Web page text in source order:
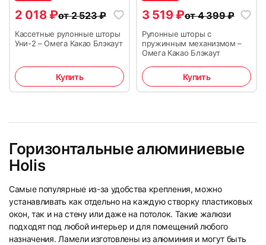
22
23 24
2 018 ₽от2 523₽
Кассетные рулонные шторы
Уни-2 – Омега Какао Блэкаут
Купить
3 519 ₽от4 399₽
Рулонные шторы с
пружинным механизмом –
Омега Какао Блэкаут
Купить
Горизонтальные алюминиевые
Holis
Самые популярные из-за удобства крепления, можно
устанавливать как отдельно на каждую створку пластиковых
окон, так и на стену или даже на потолок. Такие жалюзи
подходят под любой интерьер и для помещений любого
назначения. Ламели изготовлены из алюминия и могут быть